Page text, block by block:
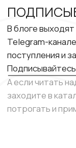
сертификаты),
© 2026 HIS STORY